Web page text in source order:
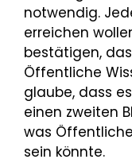
notwendig.
erreichen
bestätigen,
Öffentliche
glaube, dass
einen zweiten
was
sein könnte.